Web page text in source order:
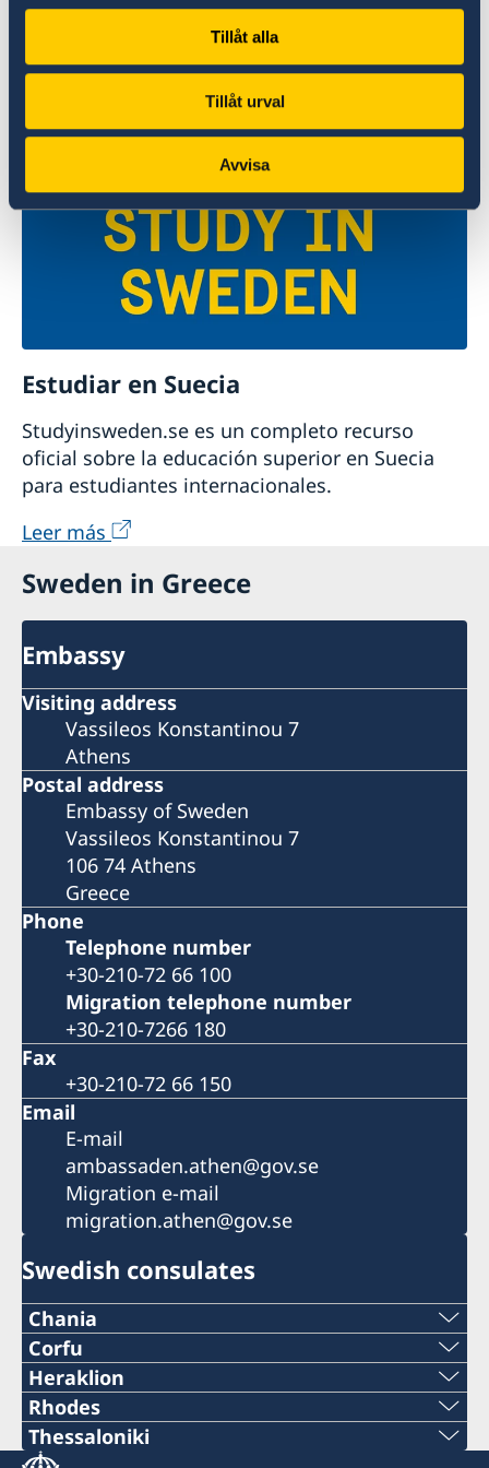
Tillåt alla
Tillåt urval
Avvisa
¡Le damos la bienvenida a Suecia!
Para planificar sus vacaciones visite la página
web oficial de Suecia sobre turismo y viajes.
Leer más
Estudiar en Suecia
Studyinsweden.se es un completo recurso
oficial sobre la educación superior en Suecia
para estudiantes internacionales.
Leer más
Sweden in Greece
Embassy
Visiting address
Vassileos Konstantinou 7
Athens
Postal address
Embassy of Sweden
Vassileos Konstantinou 7
106 74 Athens
Greece
Phone
Telephone number
+30-210-72 66 100
Migration telephone number
+30-210-7266 180
Fax
+30-210-72 66 150
Email
E-mail
ambassaden.athen@gov.se
Migration e-mail
migration.athen@gov.se
Swedish consulates
Chania
Telephone number
+30 28210 57330
E-mail
Corfu
2661037938
+30 26610-37938
Heraklion
Telephone number
+30 2810 225991
Rhodes
Telephone number
Thessaloniki